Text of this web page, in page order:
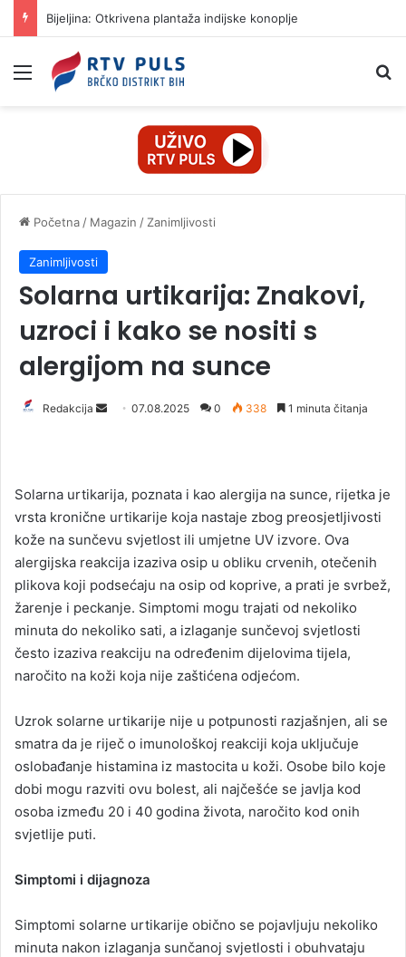
Bijeljina: Otkrivena plantaža indijske konoplje
Izbornik
Početna / Magazin / Zanimljivosti
Zanimljivosti
Solarna urtikarija: Znakovi,
uzroci i kako se nositi s
alergijom na sunce
Redakcija
a
n
e
m
a
i
l
07.08.2025 0 338 1 minuta čitanja
Solarnа urtikarija, poznata i kao alergija na sunce, rijetka je
vrsta kronične urtikarije koja nastaje zbog preosjetljivosti
kože na sunčevu svjetlost ili umjetne UV izvore. Ova
alergijska reakcija izaziva osip u obliku crvenih, otečenih
plikova koji podsećaju na osip od koprive, a prati je svrbež,
žarenje i peckanje. Simptomi mogu trajati od nekoliko
minuta do nekoliko sati, a izlaganje sunčevoj svjetlosti
često izaziva reakciju na određenim dijelovima tijela,
naročito na koži koja nije zaštićena odjećom.
Uzrok solarne urtikarije nije u potpunosti razjašnjen, ali se
smatra da je riječ o imunološkoj reakciji koja uključuje
oslobađanje histamina iz mastocita u koži. Osobe bilo koje
dobi mogu razviti ovu bolest, ali najčešće se javlja kod
osoba između 20 i 40 godina života, naročito kod onih
svjetlije puti.
Simptomi i dijagnoza
Simptomi solarne urtikarije obično se pojavljuju nekoliko
minuta nakon izlaganja sunčanoj svjetlosti i obuhvataju